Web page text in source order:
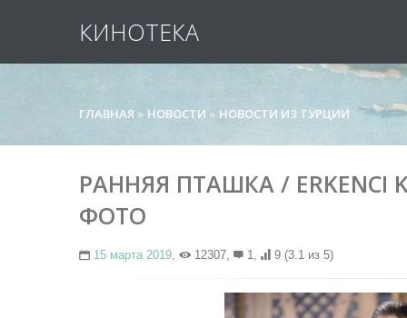
КИНОТЕКА
ГЛАВНАЯ » НОВОСТИ » НОВОСТИ ИЗ ТУРЦИИ
РАННЯЯ ПТАШКА / ERKENCI
ФОТО
15 марта 2019, 12307, 1, 9 (3.1 из 5)